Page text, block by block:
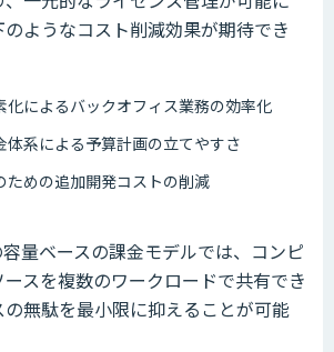
ようなコスト削減効果が期待でき
化によるバックオフィス業務の効率化
体系による予算計画の立てやすさ
ための追加開発コストの削減
量ベースの課金モデルでは、コンピ
スを複数のワークロードで共有でき
の無駄を最小限に抑えることが可能